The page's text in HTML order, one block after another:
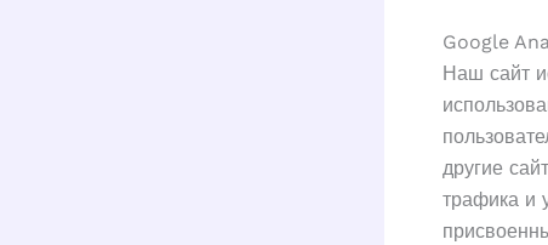
Google
Наш сайт
другие
трафика и